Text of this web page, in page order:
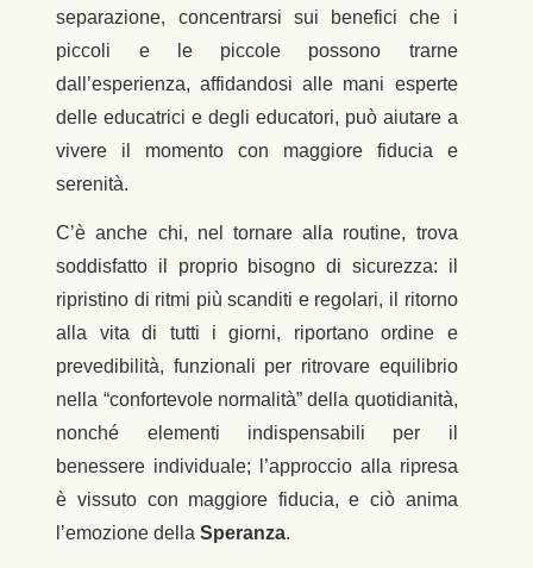
separazione, concentrarsi sui benefici che i
piccoli e le piccole possono trarne
dall’esperienza, affidandosi alle mani esperte
delle educatrici e degli educatori, può aiutare a
vivere il momento con maggiore fiducia e
serenità.
C’è anche chi, nel tornare alla routine, trova
soddisfatto il proprio bisogno di sicurezza: il
ripristino di ritmi più scanditi e regolari, il ritorno
alla vita di tutti i giorni, riportano ordine e
prevedibilità, funzionali per ritrovare equilibrio
nella “confortevole normalità” della quotidianità,
nonché elementi indispensabili per il
benessere individuale; l’approccio alla ripresa
è vissuto con maggiore fiducia, e ciò anima
l’emozione dellaSperanza.